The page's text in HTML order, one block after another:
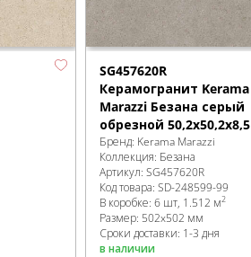
SG457620R
Керамогранит Kerama
Marazzi Безана серый
обрезной 50,2x50,2x8,5
Бренд: Kerama Marazzi
Коллекция: Безана
Артикул: SG457620R
Код товара: SD-248599-99
В коробке: 6 шт, 1.512 м2
Размер: 502x502 мм
Сроки доставки: 1-3 дня
в наличии